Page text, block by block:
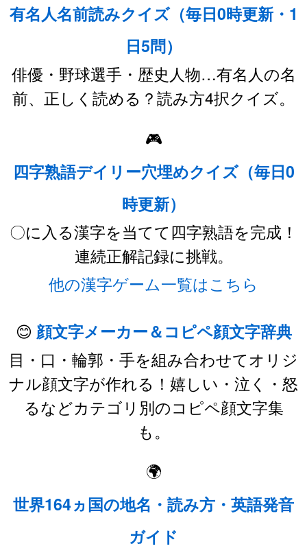
有名人名前読みクイズ（毎日0時更新・1
日5問）
俳優・野球選手・歴史人物…有名人の名
前、正しく読める？読み方4択クイズ。
🎮
四字熟語デイリー穴埋めクイズ（毎日0
時更新）
〇に入る漢字を当てて四字熟語を完成！
連続正解記録に挑戦。
他の漢字ゲーム一覧はこちら
😊 顔文字メーカー＆コピペ顔文字辞典
目・口・輪郭・手を組み合わせてオリジ
ナル顔文字が作れる！嬉しい・泣く・怒
るなどカテゴリ別のコピペ顔文字集
も。
🌍
世界164ヵ国の地名・読み方・英語発音
ガイド